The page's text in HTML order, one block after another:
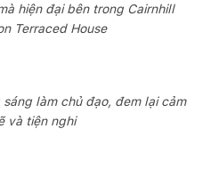
hiện đại bên trong Cairnhill
Terraced House
làm chủ đạo, đem lại cảm
và tiện nghi